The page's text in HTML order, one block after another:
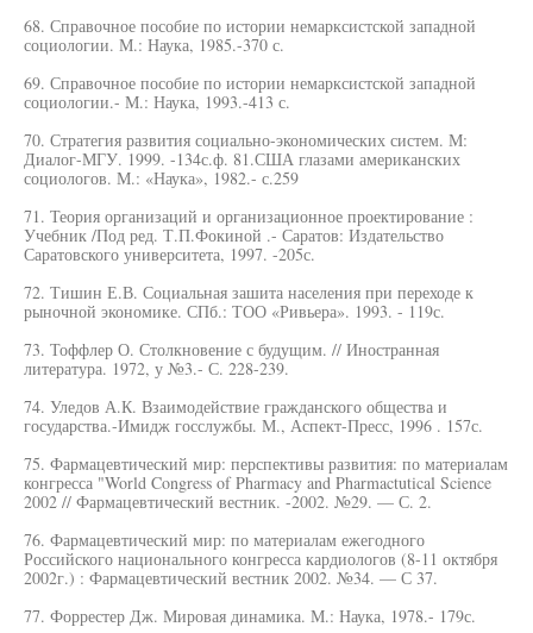
68. Справочное пособие по истории немарксистской западной
социологии. М.: Наука, 1985.-370 с.
69. Справочное пособие по истории немарксистской западной
социологии.- М.: Наука, 1993.-413 с.
70. Стратегия развития социально-экономических систем. М:
Диалог-МГУ. 1999. -134с.ф. 81.США глазами американских
социологов. М.: «Наука», 1982.- с.259
71. Теория организаций и организационное проектирование :
Учебник /Под ред. Т.П.Фокиной .- Саратов: Издательство
Саратовского университета, 1997. -205с.
72. Тишин Е.В. Социальная зашита населения при переходе к
рыночной экономике. СПб.: ТОО «Ривьера». 1993. - 119с.
73. Тоффлер О. Столкновение с будущим. // Иностранная
литература. 1972, у №3.- С. 228-239.
74. Уледов А.К. Взаимодействие гражданского общества и
государства.-Имидж госслужбы. М., Аспект-Пресс, 1996 . 157с.
75. Фармацевтический мир: перспективы развития: по материалам
конгресса "World Congress of Pharmacy and Pharmactutical Science
2002 // Фармацевтический вестник. -2002. №29. — С. 2.
76. Фармацевтический мир: по материалам ежегодного
Российского национального конгресса кардиологов (8-11 октября
2002г.) : Фармацевтический вестник 2002. №34. — С 37.
77. Форрестер Дж. Мировая динамика. М.: Наука, 1978.- 179с.